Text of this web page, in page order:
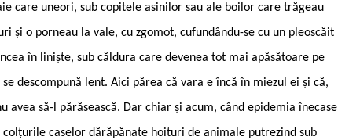
care uneori, sub copitele asinilor sau ale boilor care trăgeau
și o porneau la vale, cu zgomot, cufundându-se cu un pleoscăit
în liniște, sub căldura care devenea tot mai apăsătoare pe
descompună lent. Aici părea că vara e încă în miezul ei și că,
să-l părăsească. Dar chiar și acum, când epidemia înecase
caselor dărăpănate hoituri de animale putrezind sub